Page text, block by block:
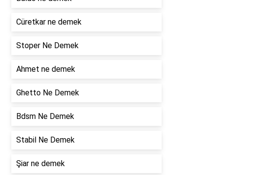
Cüretkar ne demek
Stoper Ne Demek
Ahmet ne demek
Ghetto Ne Demek
Bdsm Ne Demek
Stabil Ne Demek
Şiar ne demek